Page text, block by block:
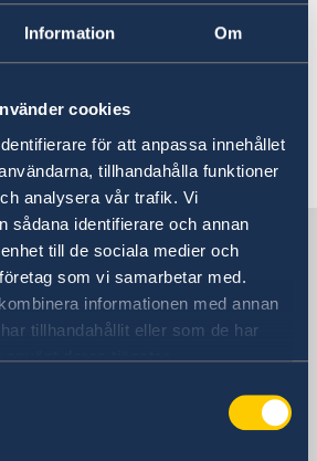
Information Om
cookies
för att anpassa innehållet
tillhandahålla funktioner
analysera vår trafik. Vi
sådana identifierare och annan
till de sociala medier och
som vi samarbetar med.
informationen med annan
tillhandahållit eller som de har
deras tjänster.
i en konsulär nödsituation
50 05.
18 dec. 2025, 09.57
Tel Aviv
2